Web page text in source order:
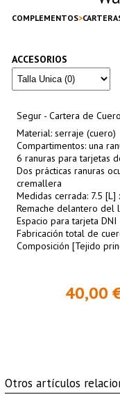
COMPLEMENTOS
ACCESORIOS
Segur - Cartera de
Material: serraje (cuero)
Compartimentos: una
6 ranuras para tarjetas
Dos prácticas ranuras
cremallera
Medidas cerrada: 7.5 [L]
Remache delantero
Espacio para tarjeta DNI
Fabricación total de
Composición [Tejido
40,00
Otros artículos